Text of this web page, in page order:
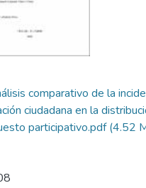
comparativo de la
ciudadana en la
participativo.pdf(4.52